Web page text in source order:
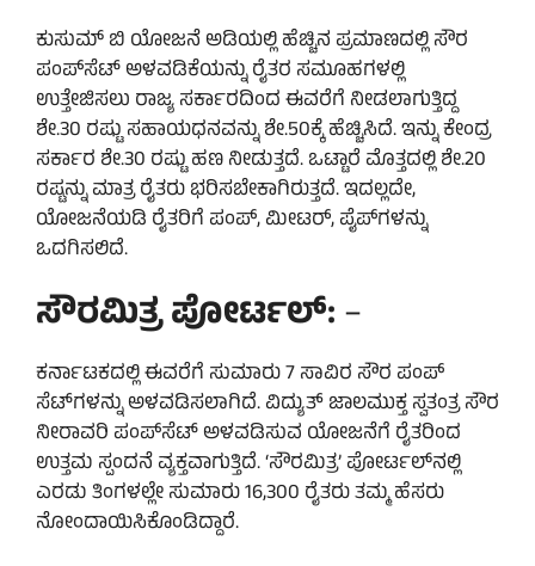
ಕುಸುಮ್ ಬಿ ಯೋಜನೆ ಅಡಿಯಲ್ಲಿ ಹೆಚ್ಚಿನ ಪ್ರಮಾಣದಲ್ಲಿ ಸೌರ
ಪಂಪ್​ಸೆಟ್​ ಅಳವಡಿಕೆಯನ್ನು ರೈತರ ಸಮೂಹಗಳಲ್ಲಿ
ಉತ್ತೇಜಿಸಲು ರಾಜ್ಯ ಸರ್ಕಾರದಿಂದ ಈವರೆಗೆ ನೀಡಲಾಗುತ್ತಿದ್ದ
ಶೇ.30 ರಷ್ಟು ಸಹಾಯಧನವನ್ನು ಶೇ.50ಕ್ಕೆ ಹೆಚ್ಚಿಸಿದೆ. ಇನ್ನು ಕೇಂದ್ರ
ಸರ್ಕಾರ ಶೇ.30 ರಷ್ಟು ಹಣ ನೀಡುತ್ತದೆ. ಒಟ್ಟಾರೆ ಮೊತ್ತದಲ್ಲಿ ಶೇ.20
ರಷ್ಟನ್ನು ಮಾತ್ರ ರೈತರು ಭರಿಸಬೇಕಾಗಿರುತ್ತದೆ. ಇದಲ್ಲದೇ,
ಯೋಜನೆಯಡಿ ರೈತರಿಗೆ ಪಂಪ್, ಮೀಟರ್, ಪೈಪ್‌ಗಳನ್ನು
ಒದಗಿಸಲಿದೆ.
ಸೌರಮಿತ್ರ ಪೋರ್ಟಲ್​:–
ಕರ್ನಾಟಕದಲ್ಲಿ ಈವರೆಗೆ ಸುಮಾರು 7 ಸಾವಿರ ಸೌರ ಪಂಪ್‌
ಸೆಟ್‌ಗಳನ್ನು ಅಳವಡಿಸಲಾಗಿದೆ. ವಿದ್ಯುತ್ ಜಾಲಮುಕ್ತ ಸ್ವತಂತ್ರ ಸೌರ
ನೀರಾವರಿ ಪಂಪ್‌ಸೆಟ್ ಅಳವಡಿಸುವ ಯೋಜನೆಗೆ ರೈತರಿಂದ
ಉತ್ತಮ ಸ್ಪಂದನೆ ವ್ಯಕ್ತವಾಗುತ್ತಿದೆ. ‘ಸೌರಮಿತ್ರ’ ಪೋರ್ಟಲ್‌ನಲ್ಲಿ
ಎರಡು ತಿಂಗಳಲ್ಲೇ ಸುಮಾರು 16,300 ರೈತರು ತಮ್ಮ ಹೆಸರು
ನೋಂದಾಯಿಸಿಕೊಂಡಿದ್ದಾರೆ.